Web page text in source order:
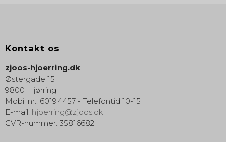
Kontakt os
zjoos-hjoerring.dk
Østergade 15
9800 Hjørring
Mobil nr. : 60194457 - Telefontid 10-15
E-mail: hjoerring@zjoos.dk
CVR-nummer: 35816682